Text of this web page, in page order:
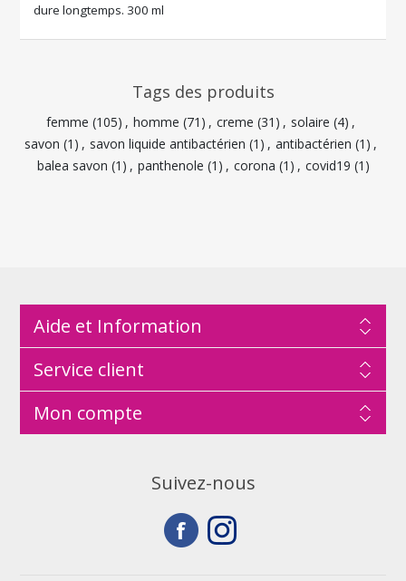
dure longtemps. 300 ml
Tags des produits
femme (105) , homme (71) , creme (31) , solaire (4) ,
savon (1) , savon liquide antibactérien (1) , antibactérien (1) ,
balea savon (1) , panthenole (1) , corona (1) , covid19 (1)
Aide et Information
Service client
Mon compte
Suivez-nous